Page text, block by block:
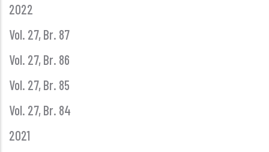
2022
Vol. 27, Br. 87
Vol. 27, Br. 86
Vol. 27, Br. 85
Vol. 27, Br. 84
2021